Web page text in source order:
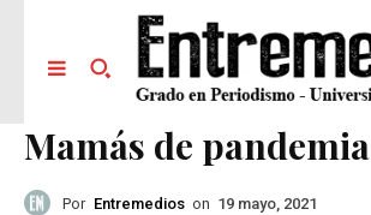
Mamás de pandemia
Por Entremedios on 19 mayo, 2021